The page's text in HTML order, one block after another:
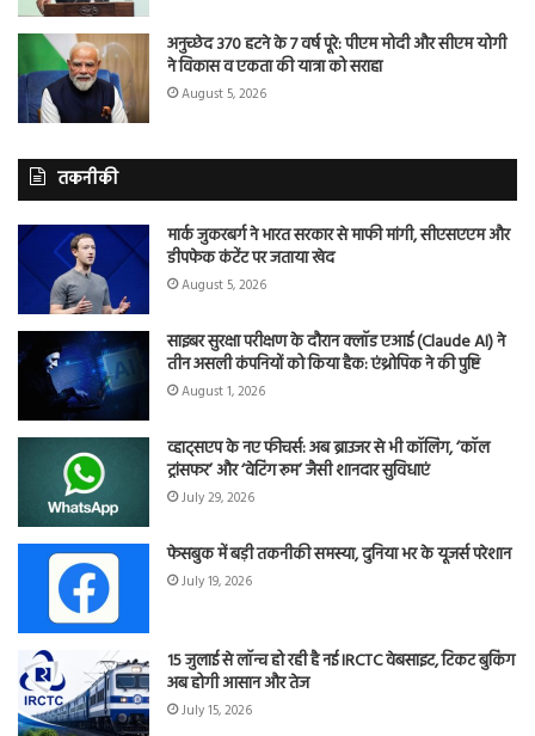
अनुच्छेद 370 हटने के 7 वर्ष पूरे: पीएम मोदी और सीएम योगी
ने विकास व एकता की यात्रा को सराहा
August 5, 2026
तकनीकी
मार्क जुकरबर्ग ने भारत सरकार से माफी मांगी, सीएसएएम और
डीपफेक कंटेंट पर जताया खेद
August 5, 2026
साइबर सुरक्षा परीक्षण के दौरान क्लॉड एआई (Claude AI) ने
तीन असली कंपनियों को किया हैक: एंथ्रोपिक ने की पुष्टि
August 1, 2026
व्हाट्सएप के नए फीचर्स: अब ब्राउजर से भी कॉलिंग, ‘कॉल
ट्रांसफर’ और ‘वेटिंग रूम’ जैसी शानदार सुविधाएं
July 29, 2026
फेसबुक में बड़ी तकनीकी समस्या, दुनिया भर के यूजर्स परेशान
July 19, 2026
15 जुलाई से लॉन्च हो रही है नई IRCTC वेबसाइट, टिकट बुकिंग
अब होगी आसान और तेज
July 15, 2026